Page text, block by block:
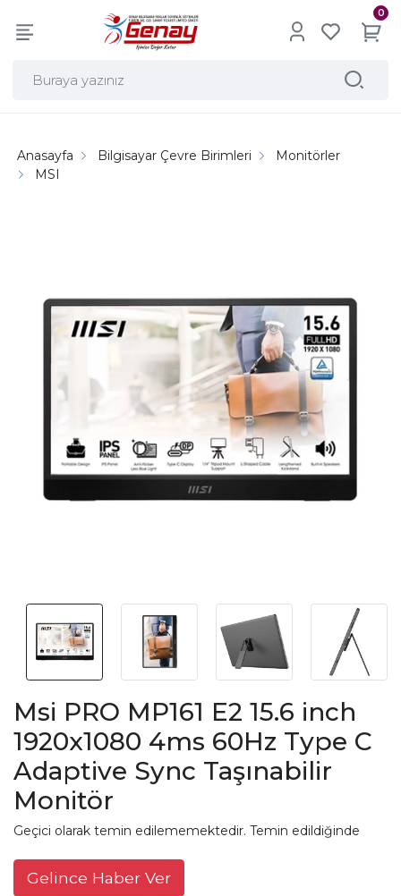
0
Anasayfa Bilgisayar Çevre Birimleri
Monitörler
MSI
Msi PRO MP161 E2 15.6 inch
1920x1080 4ms 60Hz Type C
Adaptive Sync Taşınabilir
Monitör
Geçici olarak temin edilememektedir. Temin edildiğinde
Gelince Haber Ver